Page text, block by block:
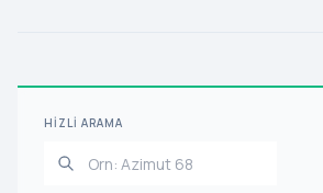
HIZLI ARAMA